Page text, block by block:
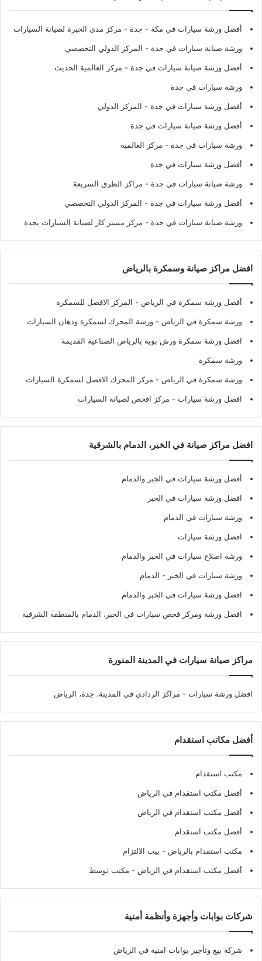
أفضل ورشة سيارات في مكة - جدة - مركز مدى الخبرة لصيانة السيارات
ورشة صيانة سيارات في جدة - المركز الدولي التخصصي
أفضل ورشة صيانة سيارات في جدة - مركز العالمية الحديث
ورشة سيارات في جدة
أفضل ورشة سيارات في جدة - المركز الدولي
أفضل ورشة صيانة سيارات في جدة
ورشة سيارات في جدة - مركز العالمية
أفضل ورشة سيارات في جدة
ورشة صيانة سيارات في جدة - مراكز الطرق السريعة
أفضل ورشة سيارات في جدة - المركز الدولي التخصصي
ورشة صيانة سيارات في جدة - مركز مستر كار لصيانة السيارات بجدة
افضل مراكز صيانة وسمكرة بالرياض
أفضل ورشة سمكرة في الرياض - المركز الافضل للسمكرة
ورشة سمكرة في الرياض - ورشة المحرك لسمكرة ودهان السيارات
افضل ورشة سمكرة ورش بوية بالرياض الصناعية القديمة
ورشة سمكرة
ورشة سمكرة في الرياض - مركز المحرك الافضل لسمكرة السيارات
افضل ورشة سيارات - مركز افحص لصيانة السيارات
افضل مراكز صيانة في الخبر، الدمام بالشرقية
أفضل ورشة سيارات في الخبر والدمام
افضل ورشة سيارات في الخبر
ورشة سيارات في الدمام
افضل ورشة سيارات
ورشة اصلاح سيارات في الخبر والدمام
ورشة سيارات في الخبر - الدمام
افضل ورشة سيارات في الخبر والدمام
افضل ورشة ومركز فحص سيارات في الخبر، الدمام بالمنطقة الشرقية
مراكز صيانة سيارات في المدينة المنورة
افضل ورشة سيارات - مراكز الردادي في المدينة، جدة، الرياض
أفضل مكاتب استقدام
مكتب استقدام
أفضل مكتب استقدام في الرياض
أفضل مكتب استقدام في الرياض
أفضل مكتب استقدام
مكتب استقدام بالرياض - بيت الالتزام
أفضل مكتب استقدام في الرياض - مكتب توسط
شركات بوابات وأجهزة وأنظمة أمنية
شركة بيع وتأجير بوابات امنية في الرياض